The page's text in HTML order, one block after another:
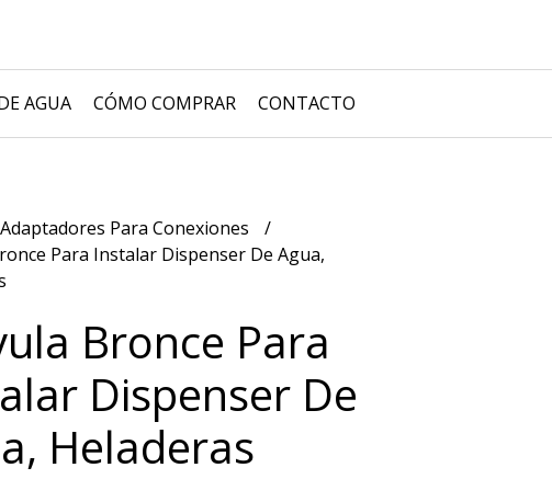
AGUA CÓMO COMPRAR CONTACTO
Adaptadores Para Conexiones
Para Instalar Dispenser De Agua,
Bronce Para
Dispenser De
Heladeras